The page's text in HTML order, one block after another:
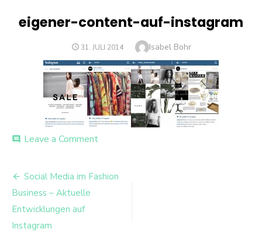
eigener-content-auf-instagram
POSTED
31. JULI 2014 Author
Isabel Bohr
comment Leave a Commenton
auf-
Beitrags-
Navigation
Social Media im Fashion
Business – Aktuelle
Entwicklungen auf
Instagram